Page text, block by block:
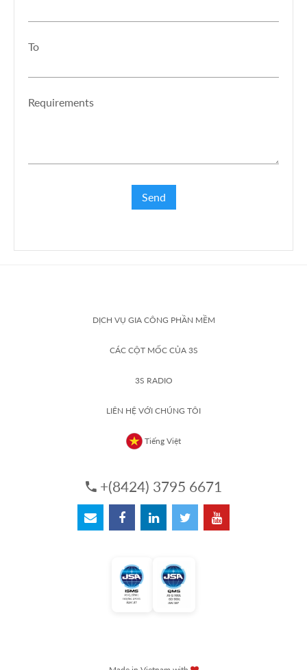
To
Requirements
DỊCH VỤ GIA CÔNG PHẦN MỀM
CÁC CỘT MỐC CỦA 3S
3S RADIO
LIÊN HỆ VỚI CHÚNG TÔI
Tiếng Việt
+(8424) 3795 6671